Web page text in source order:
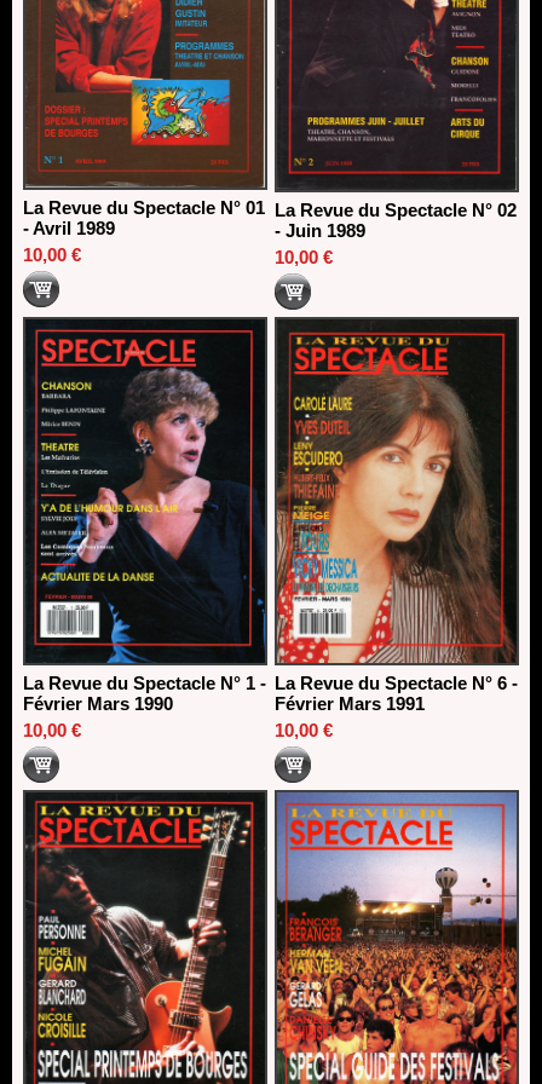
La Revue du Spectacle N° 01
- Avril 1989
10,00 €
La Revue du Spectacle N° 02
- Juin 1989
10,00 €
La Revue du Spectacle N° 1 -
Février Mars 1990
10,00 €
La Revue du Spectacle N° 6 -
Février Mars 1991
10,00 €